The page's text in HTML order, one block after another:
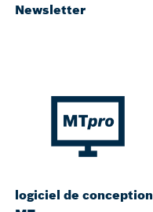
Newsletter
logiciel de conception